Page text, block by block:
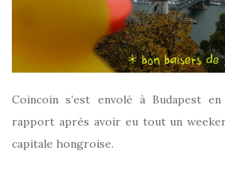
Coincoin s’est envolé à Budapest
rapport après avoir eu tout un
capitale hongroise.